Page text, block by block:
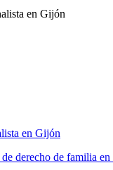
en Gijón
en Gijón
derecho de familia